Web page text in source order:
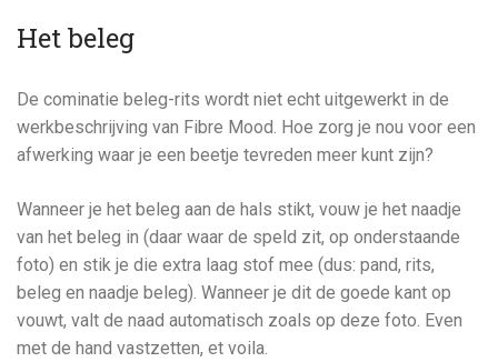
Het beleg
De cominatie beleg-rits wordt niet echt uitgewerkt in de
werkbeschrijving van Fibre Mood. Hoe zorg je nou voor een
afwerking waar je een beetje tevreden meer kunt zijn?
Wanneer je het beleg aan de hals stikt, vouw je het naadje
van het beleg in (daar waar de speld zit, op onderstaande
foto) en stik je die extra laag stof mee (dus: pand, rits,
beleg en naadje beleg). Wanneer je dit de goede kant op
vouwt, valt de naad automatisch zoals op deze foto. Even
met de hand vastzetten, et voila.